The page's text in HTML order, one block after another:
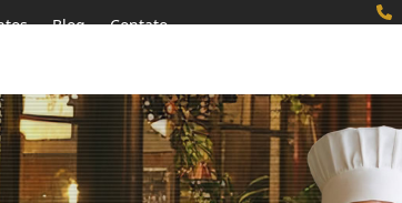
Blog Contato